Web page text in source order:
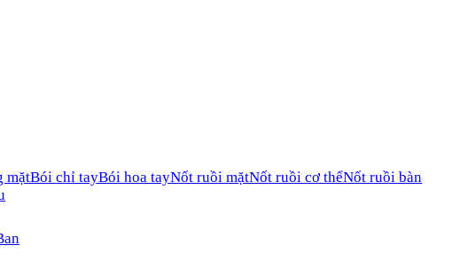
mặtBói chỉ tayBói hoa tayNốt ruồi mặtNốt ruồi cơ thểNốt ruồi bàn